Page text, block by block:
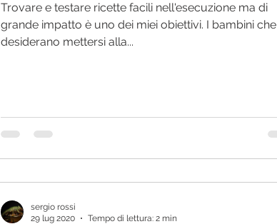
Trovare e testare ricette facili nell'esecuzione ma di
grande impatto è uno dei miei obiettivi. I bambini che
desiderano mettersi alla...
sergio rossi
29 lug 2020
Tempo di lettura: 2 min